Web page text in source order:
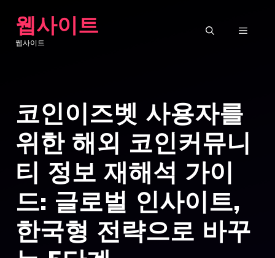
content
웹사이트
웹사이트
MENU
코인이즈벳 사용자를
위한 해외 코인커뮤니
티 정보 재해석 가이
드: 글로벌 인사이트,
한국형 전략으로 바꾸